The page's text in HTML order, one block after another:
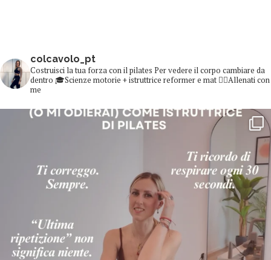
colcavolo_pt
Costruisci la tua forza con il pilates Per vedere il corpo cambiare da
dentro 🎓Scienze motorie + istruttrice reformer e mat 👇🏻Allenati con
me